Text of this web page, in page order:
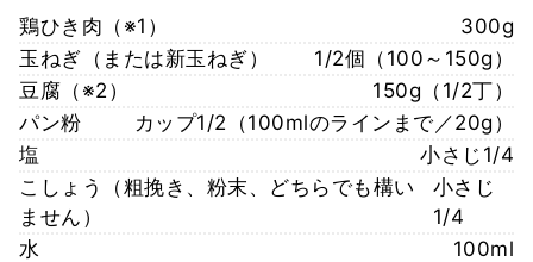
鶏ひき肉（※1）
300g
玉ねぎ（または新玉ねぎ）
1/2個（100～150g）
豆腐（※2）
150g（1/2丁）
パン粉
カップ1/2（100mlのラインまで／20g）
塩
小さじ1/4
こしょう（粗挽き、粉末、どちらでも構い
ません）
小さじ
1/4
水
100ml